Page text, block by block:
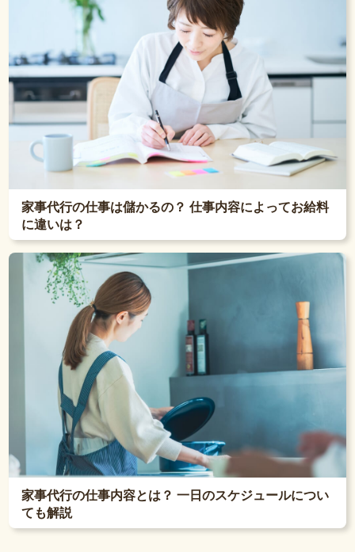
家事代行の仕事は儲かるの？ 仕事内容によってお給料
に違いは？
家事代行の仕事内容とは？ 一日のスケジュールについ
ても解説